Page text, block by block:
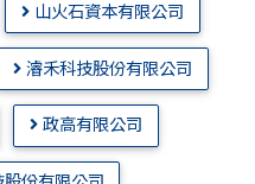
山火石資本有限公司
濬禾科技股份有限公司
政高有限公司